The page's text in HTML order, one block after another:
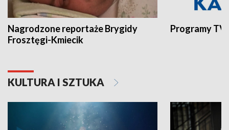
Nagrodzone reportaże Brygidy
Frosztęgi-Kmiecik
Programy
KULTURA I SZTUKA